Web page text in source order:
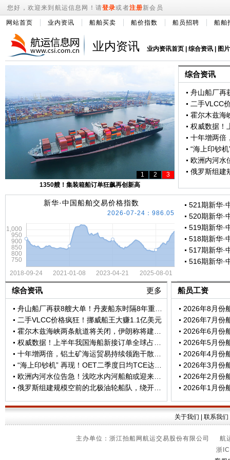
您好，欢迎来到航运信息网！请登录或者注册新会员
网站首页 业内资讯 船舶买卖 船价指数 船员招聘 船舶
业内资讯 业内资讯首页 综合资讯 图
1 2 3
5
1350艘！集装箱船订单狂飙再创新高
综合资讯
二手VLCC
权威数据！
十年增两倍
欧洲内河水
综合资讯 更多
二手VLCC价格疯狂！挪威船王大赚1.1亿美元
船员工资
2026年8月份
2026年7月份
2026年6月份
2026年5月份
2026年4月份
2026年3月份
2026年2月份
2026年1月份
关于我们 联系我们
主办单位：浙江拍船网航运交易股份有限公司
浙